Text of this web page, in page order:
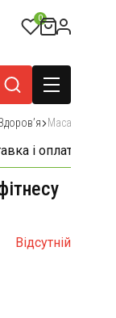
0
Масажери Та
і оплата
Відсутній